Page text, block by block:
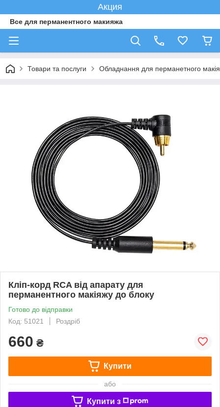
Акция
Все для перманентного макияжа
Товари та послуги Обладнання для перманетного
Кліп-корд RCA від апарату для
перманентного макіяжу до блоку
Готово до відправки
Код: 51021
Роздріб
660 ₴
Купити
або
Купити з